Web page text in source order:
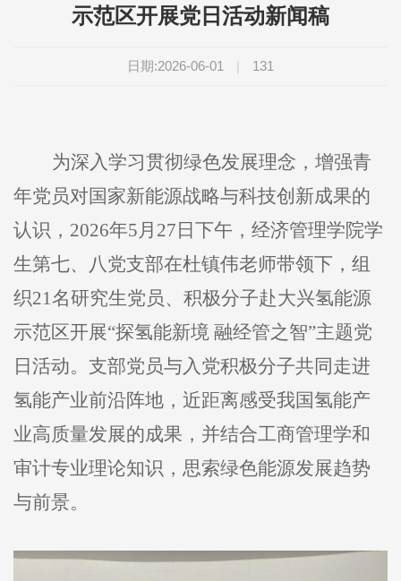
示范区开展党日活动新闻稿
日期:2026-06-01 | 131
为深入学习贯彻绿色发展理念，增强青
年党员对国家新能源战略与科技创新成果的
认识，2026年5月27日下午，经济管理学院学
生第七、八党支部在杜镇伟老师带领下，组
织21名研究生党员、积极分子赴大兴氢能源
示范区开展“探氢能新境 融经管之智”主题党
日活动。支部党员与入党积极分子共同走进
氢能产业前沿阵地，近距离感受我国氢能产
业高质量发展的成果，并结合工商管理学和
审计专业理论知识，思索绿色能源发展趋势
与前景。